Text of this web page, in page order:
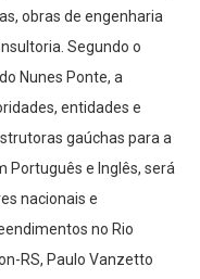
obras de engenharia
Segundo o
Nunes Ponte, a
entidades e
gaúchas para a
Português e Inglês, será
nacionais e
no Rio
RS, Paulo Vanzetto